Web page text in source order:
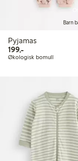
Barn
Pyjamas
199,-199,00 kr
Økologisk bomull